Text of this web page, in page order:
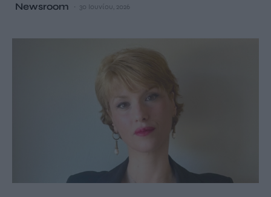
Newsroom 30 Ιουνίου, 2026